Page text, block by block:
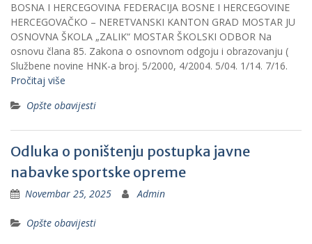
BOSNA I HERCEGOVINA FEDERACIJA BOSNE I HERCEGOVINE
HERCEGOVAČKO – NERETVANSKI KANTON GRAD MOSTAR JU
OSNOVNA ŠKOLA „ZALIK“ MOSTAR ŠKOLSKI ODBOR Na
osnovu člana 85. Zakona o osnovnom odgoju i obrazovanju (
Službene novine HNK-a broj. 5/2000, 4/2004. 5/04. 1/14. 7/16.
Pročitaj više
Opšte obavijesti
Odluka o poništenju postupka javne
nabavke sportske opreme
Novembar 25, 2025 Admin
Opšte obavijesti